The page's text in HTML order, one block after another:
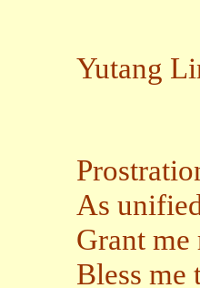
Yutang
As
Grant
Bless